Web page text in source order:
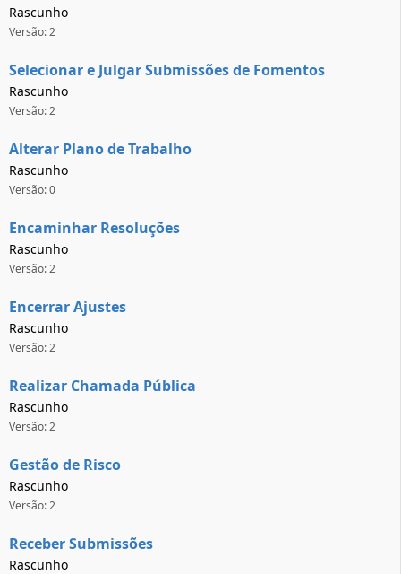
Rascunho
Versão: 2
Selecionar e Julgar Submissões de Fomentos
Rascunho
Versão: 2
Alterar Plano de Trabalho
Rascunho
Versão: 0
Encaminhar Resoluções
Rascunho
Versão: 2
Encerrar Ajustes
Rascunho
Versão: 2
Realizar Chamada Pública
Rascunho
Versão: 2
Gestão de Risco
Rascunho
Versão: 2
Receber Submissões
Rascunho